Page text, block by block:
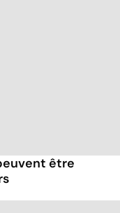
être